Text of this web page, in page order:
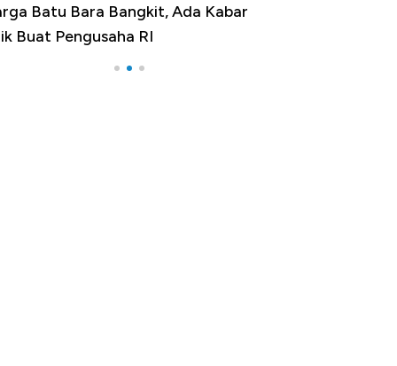
Batu Bara Bangkit, Ada Kabar
Buat Pengusaha RI